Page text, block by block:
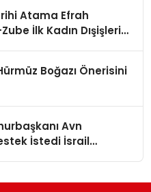
Atama Efrah
İlk Kadın Dışişleri
Boğazı Önerisini
Avn
İstedi İsrail